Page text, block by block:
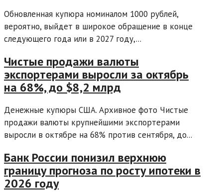
Обновленная купюра номиналом 1000 рублей,
вероятно, выйдет в широкое обращение в конце
следующего года или в 2027 году,...
Чистые продажи валюты
экспортерами выросли за октябрь
на 68%, до $8,2 млрд
Денежные купюры США. Архивное фото Чистые
продажи валюты крупнейшими экспортерами
выросли в октябре на 68% против сентября, до...
Банк России понизил верхнюю
границу прогноза по росту ипотеки в
2026 году